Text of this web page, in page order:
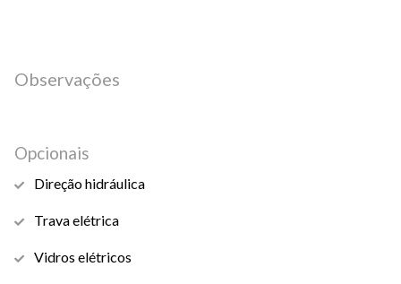
Observações
Opcionais
Direção hidráulica
Trava elétrica
Vidros elétricos